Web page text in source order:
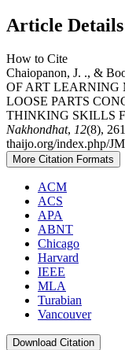
Article Details
How to Cite
Chaiopanon, J. ., &
OF ART LEARNING
LOOSE PARTS
THINKING SKILLS
Nakhondhat, 12(8),
thaijo.org/index.php/
More Citation Formats
ACM
ACS
APA
ABNT
Chicago
Harvard
IEEE
MLA
Turabian
Vancouver
Download Citation